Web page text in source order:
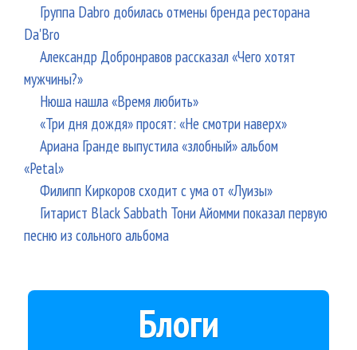
Группа Dabro добилась отмены бренда ресторана
Da'Bro
Александр Добронравов рассказал «Чего хотят
мужчины?»
Нюша нашла «Время любить»
«Три дня дождя» просят: «Не смотри наверх»
Ариана Гранде выпустила «злобный» альбом
«Petal»
Филипп Киркоров сходит с ума от «Луизы»
Гитарист Black Sabbath Тони Айомми показал первую
песню из сольного альбома
Блоги